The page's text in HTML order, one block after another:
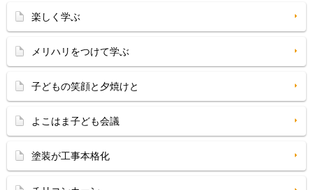
楽しく学ぶ
メリハリをつけて学ぶ
子どもの笑顔と夕焼けと
よこはま子ども会議
塗装が工事本格化